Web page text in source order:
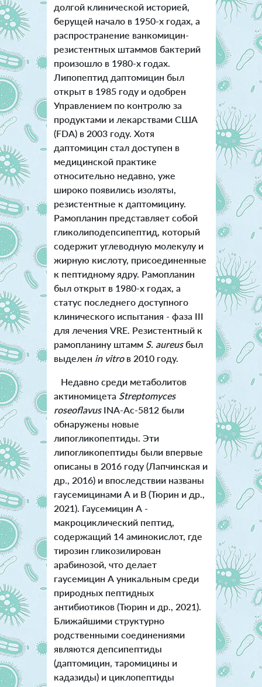
долгой клинической историей,
берущей начало в 1950-х годах, а
распространение ванкомицин-
резистентных штаммов бактерий
произошло в 1980-х годах.
Липопептид даптомицин был
открыт в 1985 году и одобрен
Управлением по контролю за
продуктами и лекарствами США
(FDA) в 2003 году. Хотя
даптомицин стал доступен в
медицинской практике
относительно недавно, уже
широко появились изоляты,
резистентные к даптомицину.
Рамопланин представляет собой
гликолиподепсипептид, который
содержит углеводную молекулу и
жирную кислоту, присоединенные
к пептидному ядру. Рамопланин
был открыт в 1980-х годах, а
статус последнего доступного
клинического испытания - фаза III
для лечения VRE. Резистентный к
рамопланину штамм S. aureusбыл
выделен in vitro в 2010 году.
Недавно среди метаболитов
актиномицета Streptomyces
roseoflavusINA-Ac-5812 были
обнаружены новые
липогликопептиды. Эти
липогликопептиды были впервые
описаны в 2016 году (Лапчинская и
др., 2016) и впоследствии названы
гаусемицинами А и В (Тюрин и др.,
2021). Гаусемицин А -
макроциклический пептид,
содержащий 14 аминокислот, где
тирозин гликозилирован
арабинозой, что делает
гаусемицин А уникальным среди
природных пептидных
антибиотиков (Тюрин и др., 2021).
Ближайшими структурно
родственными соединениями
являются депсипептиды
(даптомицин, таромицины и
кадазиды) и циклопептиды